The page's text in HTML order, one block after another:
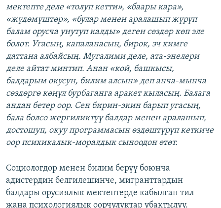
мектепте деле «толуп кетти», «баары кара»,
«жүдөмүштөр», «булар менен аралашып жүрүп
балам орусча унутуп калды» деген сөздөр көп эле
болот. Угасың, капаланасың, бирок, эч кимге
даттана албайсың. Мугалими деле, ата-энелери
деле айтат минтип. Анан «кой, башкысы,
балдарым окусун, билим алсын» деп анча-мынча
сөздөргө көңүл бурбаганга аракет кыласың. Балага
андан бетер оор. Сен бирин-экин барып угасың,
бала болсо жергиликтүү балдар менен аралашып,
достошуп, окуу программасын өздөштүрүп кеткиче
оор психикалык-моралдык сыноодон өтөт.
Социологдор менен билим берүү боюнча
адистердин белгилешинче, мигранттардын
балдары орусиялык мектептерде кабылган тил
жана психологиялык оорчулуктар убактылуу.